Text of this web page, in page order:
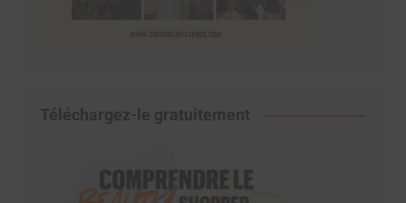
Téléchargez-le gratuitement